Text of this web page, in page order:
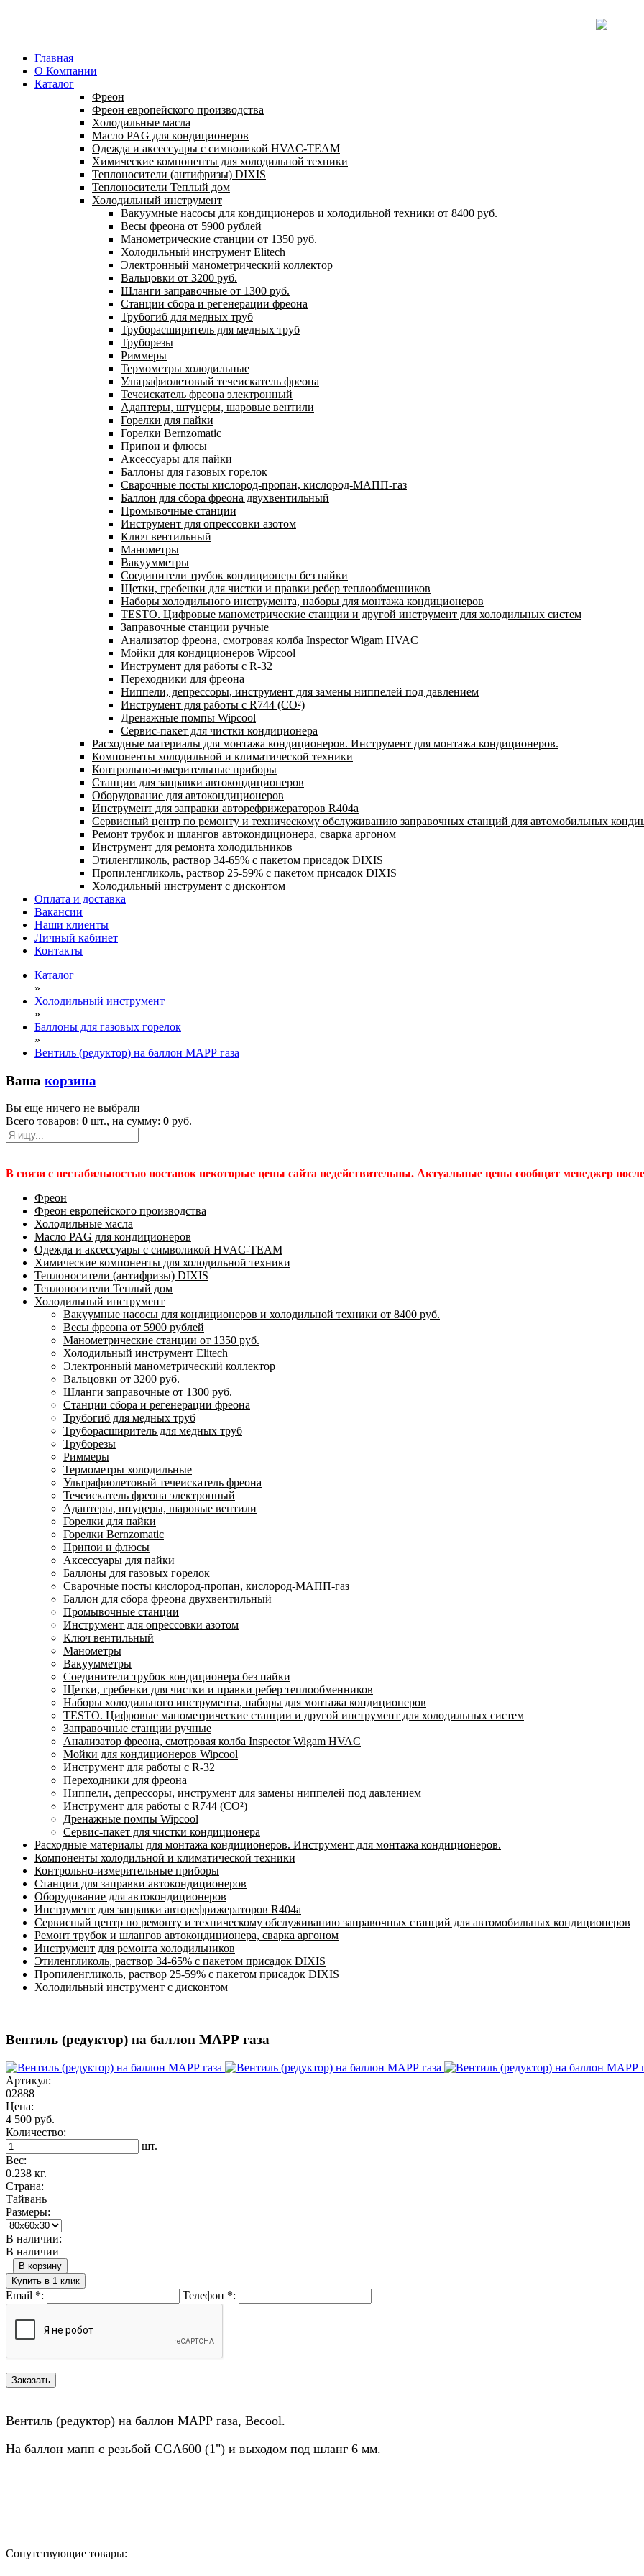
Главная
О Компании
Каталог
Фреон
Фреон европейского производства
Холодильные масла
Масло PAG для кондиционеров
Одежда и аксессуары с символикой HVAC-TEAM
Химические компоненты для холодильной техники
Теплоносители (антифризы) DIXIS
Теплоносители Теплый дом
Холодильный инструмент
Вакуумные насосы для кондиционеров и холодильной техники от 8400 руб.
Весы фреона от 5900 рублей
Манометрические станции от 1350 руб.
Холодильный инструмент Elitech
Электронный манометрический коллектор
Вальцовки от 3200 руб.
Шланги заправочные от 1300 руб.
Станции сбора и регенерации фреона
Трубогиб для медных труб
Труборасширитель для медных труб
Труборезы
Риммеры
Термометры холодильные
Ультрафиолетовый течеискатель фреона
Течеискатель фреона электронный
Адаптеры, штуцеры, шаровые вентили
Горелки для пайки
Горелки Bernzomatic
Припои и флюсы
Аксессуары для пайки
Баллоны для газовых горелок
Сварочные посты кислород-пропан, кислород-МАПП-газ
Баллон для сбора фреона двухвентильный
Промывочные станции
Инструмент для опрессовки азотом
Ключ вентильный
Манометры
Вакуумметры
Соединители трубок кондиционера без пайки
Щетки, гребенки для чистки и правки ребер теплообменников
Наборы холодильного инструмента, наборы для монтажа кондиционеров
TESTO. Цифровые манометрические станции и другой инструмент для холодильных систем
Заправочные станции ручные
Анализатор фреона, смотровая колба Inspector Wigam HVAC
Мойки для кондиционеров Wipcool
Инструмент для работы с R-32
Переходники для фреона
Ниппели, депрессоры, инструмент для замены ниппелей под давлением
Инструмент для работы с R744 (CO²)
Дренажные помпы Wipcool
Сервис-пакет для чистки кондиционера
Расходные материалы для монтажа кондиционеров. Инструмент для монтажа кондиционеров.
Компоненты холодильной и климатической техники
Контрольно-измерительные приборы
Станции для заправки автокондиционеров
Оборудование для автокондиционеров
Инструмент для заправки авторефрижераторов R404a
Сервисный центр по ремонту и техническому обслуживанию заправочных станций для автомобильных
Ремонт трубок и шлангов автокондиционера, сварка аргоном
Инструмент для ремонта холодильников
Этиленгликоль, раствор 34-65% с пакетом присадок DIXIS
Пропиленгликоль, раствор 25-59% с пакетом присадок DIXIS
Холодильный инструмент с дисконтом
Оплата и доставка
Вакансии
Наши клиенты
Личный кабинет
Контакты
Каталог
»
Холодильный инструмент
»
Баллоны для газовых горелок
»
Вентиль (редуктор) на баллон МАРР газа
Ваша корзина
Вы еще ничего не выбрали
Всего товаров: 0 шт., на сумму: 0 руб.
В связи с нестабильностью поставок некоторые цены сайта недействительны. Актуальные цены сообщит менеджер
Фреон
Фреон европейского производства
Холодильные масла
Масло PAG для кондиционеров
Одежда и аксессуары с символикой HVAC-TEAM
Химические компоненты для холодильной техники
Теплоносители (антифризы) DIXIS
Теплоносители Теплый дом
Холодильный инструмент
Вакуумные насосы для кондиционеров и холодильной техники от 8400 руб.
Весы фреона от 5900 рублей
Манометрические станции от 1350 руб.
Холодильный инструмент Elitech
Электронный манометрический коллектор
Вальцовки от 3200 руб.
Шланги заправочные от 1300 руб.
Станции сбора и регенерации фреона
Трубогиб для медных труб
Труборасширитель для медных труб
Труборезы
Риммеры
Термометры холодильные
Ультрафиолетовый течеискатель фреона
Течеискатель фреона электронный
Адаптеры, штуцеры, шаровые вентили
Горелки для пайки
Горелки Bernzomatic
Припои и флюсы
Аксессуары для пайки
Баллоны для газовых горелок
Сварочные посты кислород-пропан, кислород-МАПП-газ
Баллон для сбора фреона двухвентильный
Промывочные станции
Инструмент для опрессовки азотом
Ключ вентильный
Манометры
Вакуумметры
Соединители трубок кондиционера без пайки
Щетки, гребенки для чистки и правки ребер теплообменников
Наборы холодильного инструмента, наборы для монтажа кондиционеров
TESTO. Цифровые манометрические станции и другой инструмент для холодильных систем
Заправочные станции ручные
Анализатор фреона, смотровая колба Inspector Wigam HVAC
Мойки для кондиционеров Wipcool
Инструмент для работы с R-32
Переходники для фреона
Ниппели, депрессоры, инструмент для замены ниппелей под давлением
Инструмент для работы с R744 (CO²)
Дренажные помпы Wipcool
Сервис-пакет для чистки кондиционера
Расходные материалы для монтажа кондиционеров. Инструмент для монтажа кондиционеров.
Компоненты холодильной и климатической техники
Контрольно-измерительные приборы
Станции для заправки автокондиционеров
Оборудование для автокондиционеров
Инструмент для заправки авторефрижераторов R404a
Сервисный центр по ремонту и техническому обслуживанию заправочных станций для автомобильных кондиционеров
Ремонт трубок и шлангов автокондиционера, сварка аргоном
Инструмент для ремонта холодильников
Этиленгликоль, раствор 34-65% с пакетом присадок DIXIS
Пропиленгликоль, раствор 25-59% с пакетом присадок DIXIS
Холодильный инструмент с дисконтом
Вентиль (редуктор) на баллон МАРР газа
Артикул:
02888
Цена:
4 500 руб.
Количество:
шт.
Вес:
0.238 кг.
Страна:
Тайвань
Размеры:
В наличии:
В наличии
В корзину
Купить в 1 клик
Email *: Телефон *:
Вентиль (редуктор) на баллон МАРР газа, Becool.
На баллон мапп с резьбой CGA600 (1") и выходом под шланг 6 мм.
Сопутствующие товары: